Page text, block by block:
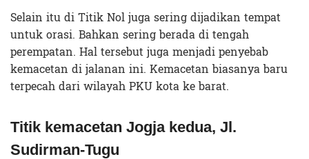
Selain itu di Titik Nol juga sering dijadikan tempat
untuk orasi. Bahkan sering berada di tengah
perempatan. Hal tersebut juga menjadi penyebab
kemacetan di jalanan ini. Kemacetan biasanya baru
terpecah dari wilayah PKU kota ke barat.
Titik kemacetan Jogja kedua, Jl.
Sudirman-Tugu